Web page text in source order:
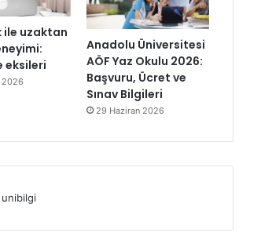
ile uzaktan
eksileri
2026
Anadolu Üniversitesi
AÖF Yaz Okulu 2026:
Başvuru, Ücret ve
Sınav Bilgileri
29 Haziran 2026